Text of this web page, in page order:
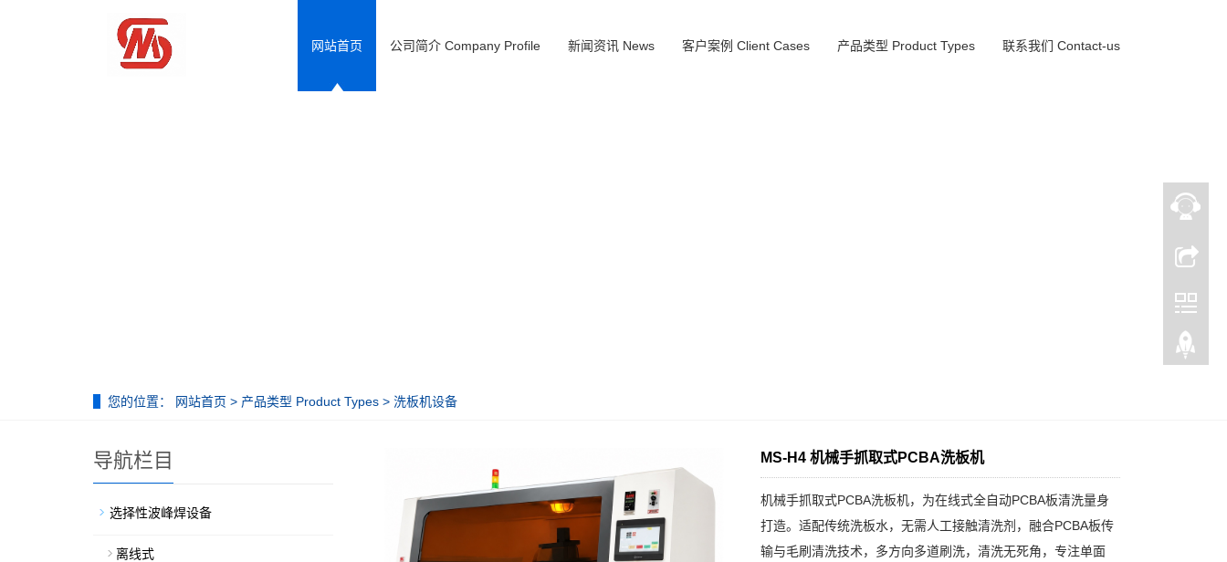
网站首页 公司简介 Company Profile 新闻资讯 News 客户案例 Client Cases 产品类型 Product Types 联系我们 Contact-us
您的位置： 网站首页 > 产品类型 Product Types > 洗板机设备
MS-H4 机械手抓取式PCBA洗板机
机械手抓取式PCBA洗板机，为在线式全自动PCBA板清洗量身
打造。适配传统洗板水，无需人工接触清洗剂，融合PCBA板传
输与毛刷清洗技术，多方向多道刷洗，清洗无死角，专注单面
导航栏目
选择性波峰焊设备
离线式